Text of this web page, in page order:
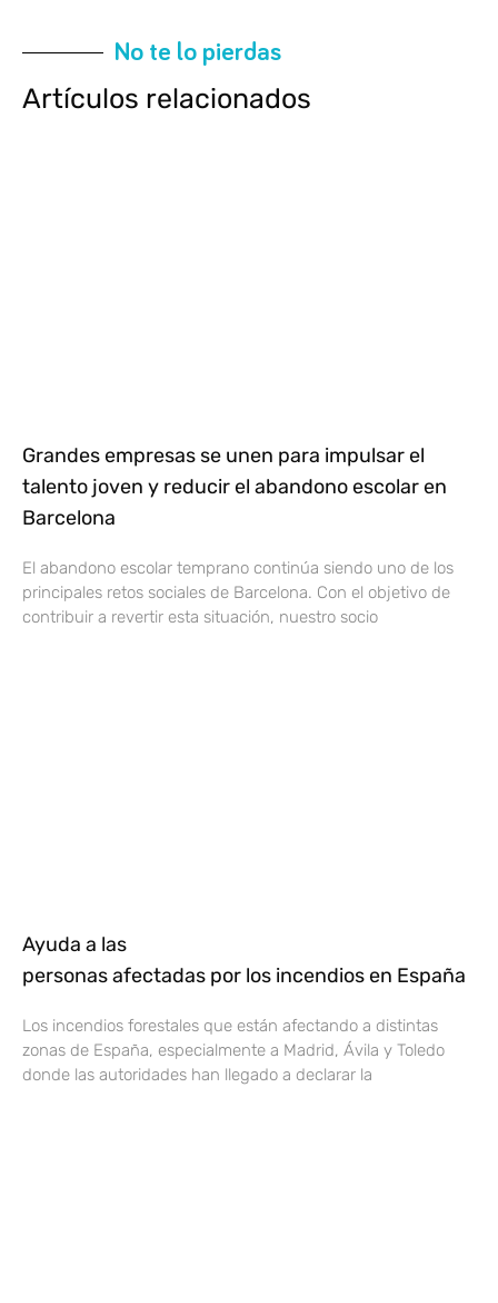
No te lo pierdas
Artículos relacionados
Grandes empresas se unen para impulsar el
talento joven y reducir el abandono escolar en
Barcelona
El abandono escolar temprano continúa siendo uno de los
principales retos sociales de Barcelona. Con el objetivo de
contribuir a revertir esta situación, nuestro socio
Ayuda a las
personas afectadas por los incendios en España
Los incendios forestales que están afectando a distintas
zonas de España, especialmente a Madrid, Ávila y Toledo
donde las autoridades han llegado a declarar la